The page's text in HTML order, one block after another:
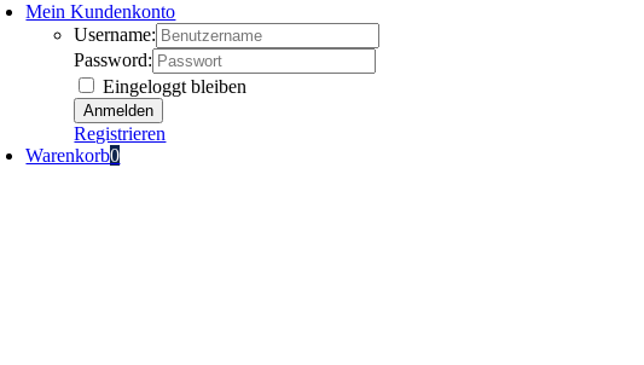
Mein Kundenkonto
Username:
Password:
Eingeloggt bleiben
Registrieren
Warenkorb0